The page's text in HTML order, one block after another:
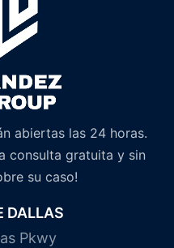
abiertas las 24 horas.
consulta gratuita y sin
su caso!
DALLAS
Pkwy